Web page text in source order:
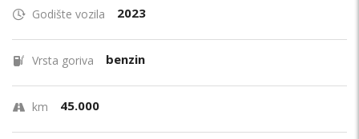
Godište vozila 2023
Vrsta goriva benzin
km 45.000